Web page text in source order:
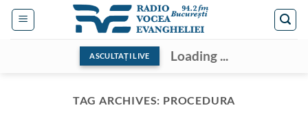
Skip
ASCULTAȚI LIVE Loading ...
TAG ARCHIVES: PROCEDURA